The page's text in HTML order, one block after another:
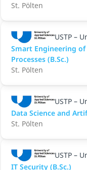
St. Pölten
USTP –
Smart Engineering
Processes (B.Sc.)
St. Pölten
USTP –
Data Science and
St. Pölten
USTP –
IT Security (B.Sc.)